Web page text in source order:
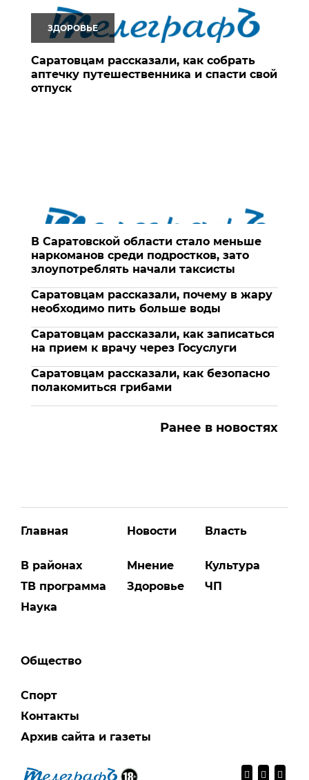
ЗДОРОВЬЕ
Саратовцам рассказали, как собрать
аптечку путешественника и спасти свой
отпуск
В Саратовской области стало меньше
наркоманов среди подростков, зато
злоупотреблять начали таксисты
Саратовцам рассказали, почему в жару
необходимо пить больше воды
Саратовцам рассказали, как записаться
на прием к врачу через Госуслуги
Саратовцам рассказали, как безопасно
полакомиться грибами
Ранее в новостях
Главная
В районах
ТВ программа
Наука
Новости
Мнение
Здоровье
Власть
Культура
ЧП
Общество
Спорт
Контакты
Архив сайта и газеты